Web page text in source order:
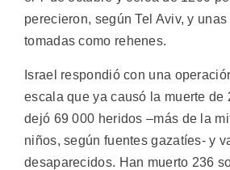
perecieron, según Tel Aviv, y
tomadas como rehenes.
Israel respondió con una
escala que ya causó la muerte de
dejó 69 000 heridos –más de la
niños, según fuentes gazatíes- y
desaparecidos. Han muerto 236